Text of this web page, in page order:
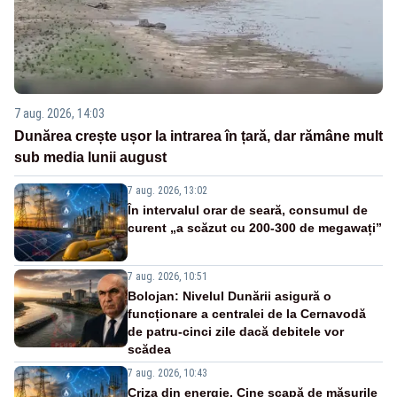
7 aug. 2026, 14:03
Dunărea crește ușor la intrarea în țară, dar rămâne mult
sub media lunii august
7 aug. 2026, 13:02
În intervalul orar de seară, consumul de
curent „a scăzut cu 200-300 de megawați”
7 aug. 2026, 10:51
Bolojan: Nivelul Dunării asigură o
funcționare a centralei de la Cernavodă
de patru-cinci zile dacă debitele vor
scădea
7 aug. 2026, 10:43
Criza din energie. Cine scapă de măsurile